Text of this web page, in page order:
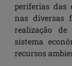
periferias das
nas diversas
realização
sistema
recursos